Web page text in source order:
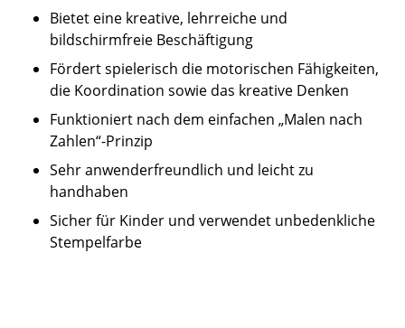
Bietet eine kreative, lehrreiche und
bildschirmfreie Beschäftigung
Fördert spielerisch die motorischen Fähigkeiten,
die Koordination sowie das kreative Denken
Funktioniert nach dem einfachen „Malen nach
Zahlen“-Prinzip
Sehr anwenderfreundlich und leicht zu
handhaben
Sicher für Kinder und verwendet unbedenkliche
Stempelfarbe